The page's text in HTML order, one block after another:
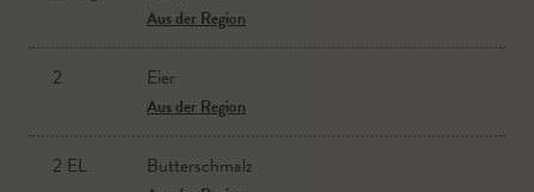
Aus der Region
2 Eier
Aus der Region
2 EL Butterschmalz